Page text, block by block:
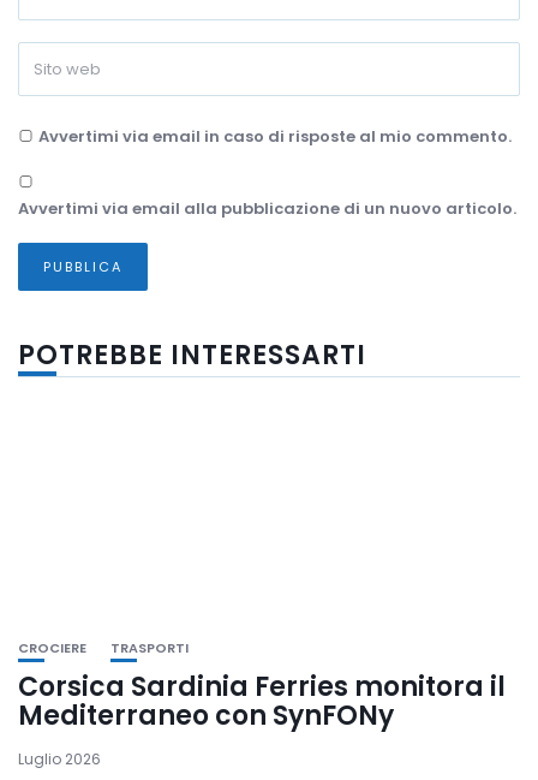
Avvertimi via email in caso di risposte al mio commento.
Avvertimi via email alla pubblicazione di un nuovo articolo.
POTREBBE INTERESSARTI
CROCIERE TRASPORTI
Corsica Sardinia Ferries monitora il
Mediterraneo con SynFONy
Luglio 2026